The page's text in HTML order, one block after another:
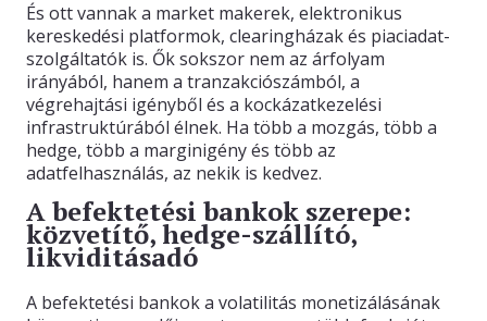
És ott vannak a market makerek, elektronikus
kereskedési platformok, clearingházak és piaciadat-
szolgáltatók is. Ők sokszor nem az árfolyam
irányából, hanem a tranzakciószámból, a
végrehajtási igényből és a kockázatkezelési
infrastruktúrából élnek. Ha több a mozgás, több a
hedge, több a marginigény és több az
adatfelhasználás, az nekik is kedvez.
A befektetési bankok szerepe:
közvetítő, hedge-szállító,
likviditásadó
A befektetési bankok a volatilitás monetizálásának